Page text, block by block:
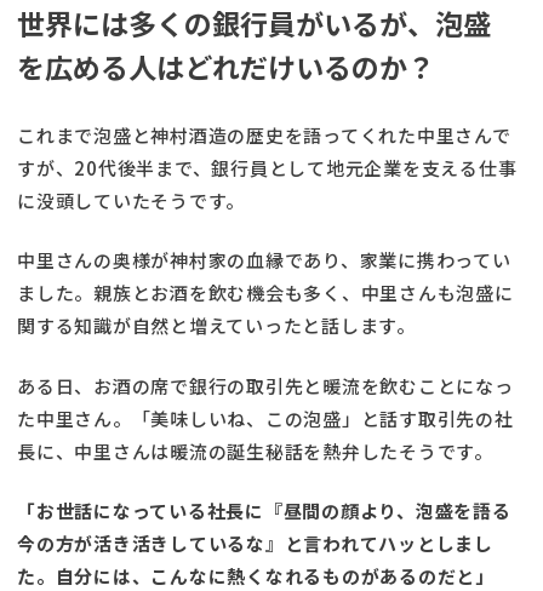
世界には多くの銀行員がいるが、泡盛
を広める人はどれだけいるのか？
これまで泡盛と神村酒造の歴史を語ってくれた中里さんで
すが、20代後半まで、銀行員として地元企業を支える仕事
に没頭していたそうです。
中里さんの奥様が神村家の血縁であり、家業に携わってい
ました。親族とお酒を飲む機会も多く、中里さんも泡盛に
関する知識が自然と増えていったと話します。
ある日、お酒の席で銀行の取引先と暖流を飲むことになっ
た中里さん。「美味しいね、この泡盛」と話す取引先の社
長に、中里さんは暖流の誕生秘話を熱弁したそうです。
「お世話になっている社長に『昼間の顔より、泡盛を語る
今の方が活き活きしているな』と言われてハッとしまし
た。自分には、こんなに熱くなれるものがあるのだと」